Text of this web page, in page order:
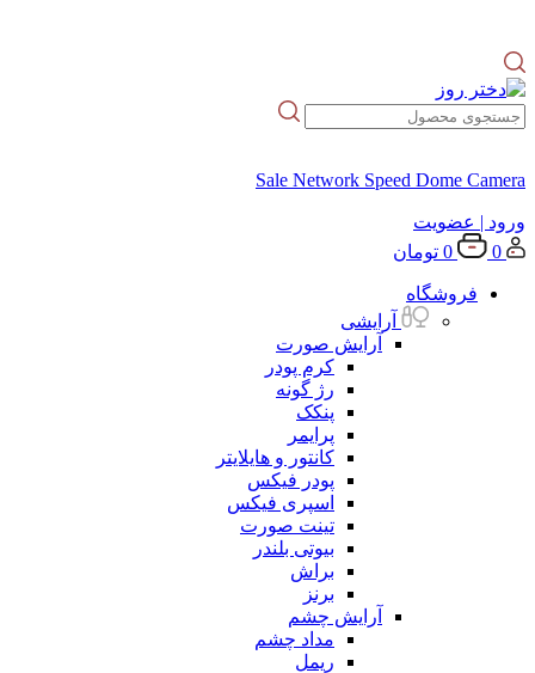
Sale Network Speed Dome Camera
ورود | عضویت
0
0 تومان
فروشگاه
آرایشی
آرایش صورت
کرم پودر
رژ گونه
پنکک
پرایمر
کانتور و هایلایتر
پودر فیکس
اسپری فیکس
تینت صورت
بیوتی بلندر
براش
برنز
آرایش چشم
مداد چشم
ریمل